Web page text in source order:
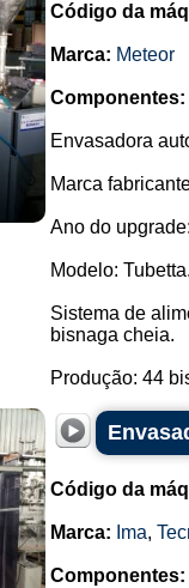
Código da
Marca: Meteor
Componentes:
Envasadora
Marca
Ano do
Modelo:
Sistema de
bisnaga cheia.
Produção: 44
Código da
Marca: Ima,
Componentes: